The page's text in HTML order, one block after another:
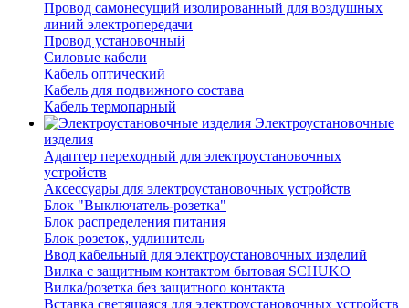
Провод самонесущий изолированный для воздушных
линий электропередачи
Провод установочный
Силовые кабели
Кабель оптический
Кабель для подвижного состава
Кабель термопарный
Электроустановочные
изделия
Адаптер переходный для электроустановочных
устройств
Аксессуары для электроустановочных устройств
Блок "Выключатель-розетка"
Блок распределения питания
Блок розеток, удлинитель
Ввод кабельный для электроустановочных изделий
Вилка с защитным контактом бытовая SCHUKO
Вилка/розетка без защитного контакта
Вставка светящаяся для электроустановочных устройств